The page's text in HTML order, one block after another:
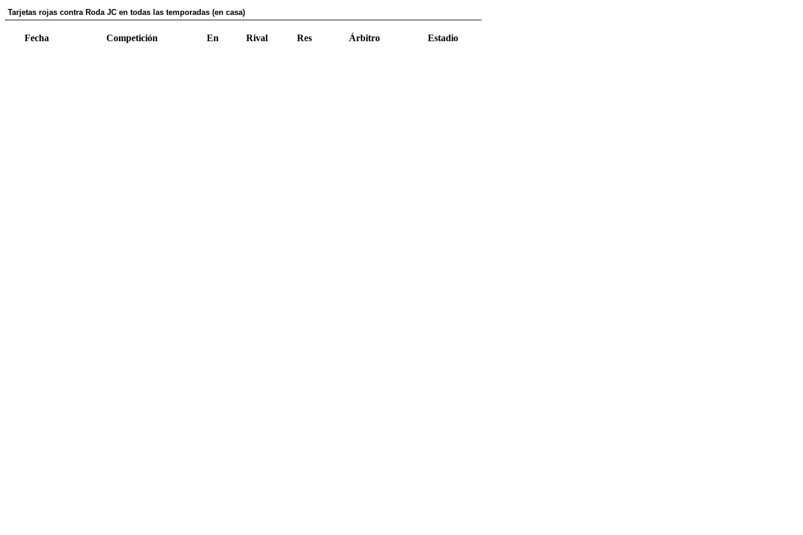
Tarjetas rojas contra Roda JC en todas las temporadas (en casa)
Fecha Competición En Rival Res Árbitro Estadio